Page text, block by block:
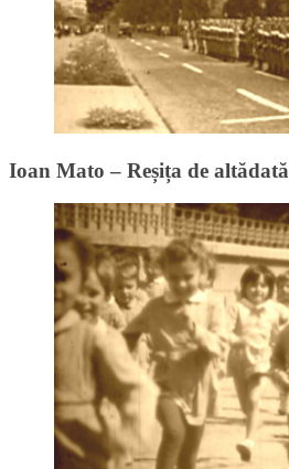
Ioan Mato – Reșița de altădată